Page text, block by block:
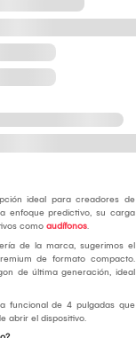
ideal para creadores de
enfoque predictivo, su carga
como audífonos.
de la marca, sugerimos el
de formato compacto.
de última generación, ideal
funcional de 4 pulgadas que
abrir el dispositivo.